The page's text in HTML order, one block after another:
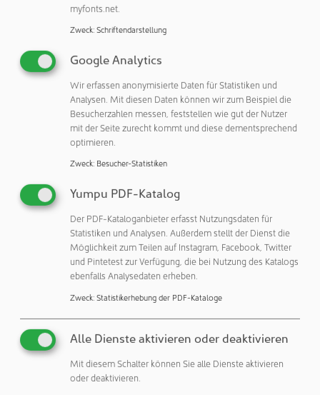
zur Anbringung auf mobilen Arbeitsstationen. Dank der
Modularität und Variabilität vereinfacht HSH auch die
Produktionslinien, beispielsweise bei Linienumbauten,
sowie generell in Reinraumumgebungen in Laboren und
Forschungseinrichtungen.“
CAITRON HMI Tablet CT13 für Reinraumklassen bis GMP
„Das von Fraunhofer IPA getestete und zertifizierte HMI-
Tablet CT13 ist das Ergebnis unserer langjährigen
Praxiserfahrung in Reinraumumgebungen der Pharma-
und Chemieindustrie und trägt den dortigen
Anforderungen an mobiles Equipment in jeder Hinsicht
Rechnung“, so Michael Hirt. „Technisch basiert es auf den
Modellen der Surface Pro 10- und Surface Pro 11-Tablets
Das Tablet CT13 punktet mit vollumfänglicher
Funktionalität der vorder- und rückseitigen Kamera und
eignet sich damit u.a. ideal für hochaufgelöste Bild- und
Videodokumentationen wie etwa von Probenahmen. Das
myfonts.net.
Zweck: Schriftendarstellung
Google Analytics
Wir erfassen anonymisierte Daten für Statistiken und
Analysen. Mit diesen Daten können wir zum Beispiel die
Besucherzahlen messen, feststellen wie gut der Nutzer
mit der Seite zurecht kommt und diese dementsprechend
optimieren.
Zweck: Besucher-Statistiken
Yumpu PDF-Katalog
Der PDF-Kataloganbieter erfasst Nutzungsdaten für
Statistiken und Analysen. Außerdem stellt der Dienst die
Möglichkeit zum Teilen auf Instagram, Facebook, Twitter
und Pintetest zur Verfügung, die bei Nutzung des Katalogs
ebenfalls Analysedaten erheben.
Zweck: Statistikerhebung der PDF-Kataloge
Alle Dienste aktivieren oder deaktivieren
Mit diesem Schalter können Sie alle Dienste aktivieren
oder deaktivieren.